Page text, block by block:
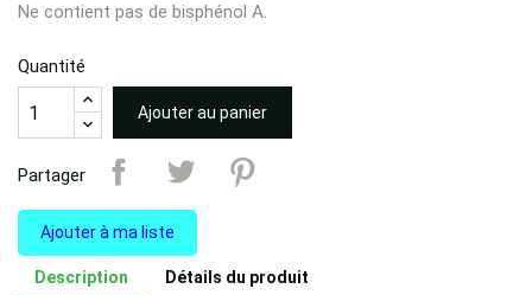
Ne contient pas de bisphénol A.
Quantité
Ajouter au panier
Partager
Ajouter à ma liste
Description Détails du produit